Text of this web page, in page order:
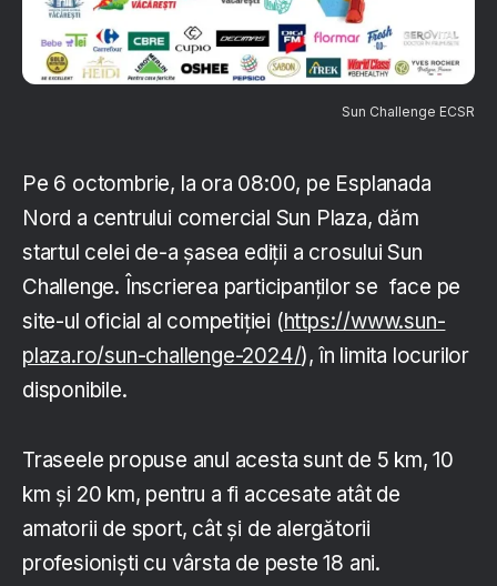
Sun Challenge ECSR
Pe 6 octombrie, la ora 08:00, pe Esplanada
Nord a centrului comercial Sun Plaza, dăm
startul celei de-a șasea ediții a crosului Sun
Challenge. Înscrierea participanților se face pe
site-ul oficial al competiției (https://www.sun-
plaza.ro/sun-challenge-2024/), în limita locurilor
disponibile.
Traseele propuse anul acesta sunt de 5 km, 10
km și 20 km, pentru a fi accesate atât de
amatorii de sport, cât și de alergătorii
profesioniști cu vârsta de peste 18 ani.